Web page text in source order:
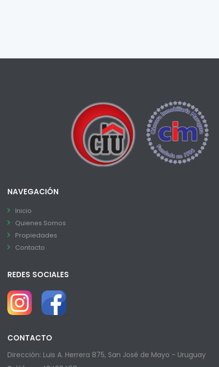
NAVEGACIÓN
Inicio
Quienes Somos
Propiedades
Contacto
REDES SOCIALES
CONTACTO
Dirección: Luis A. Herrera 875, San José de Mayo - Uruguay